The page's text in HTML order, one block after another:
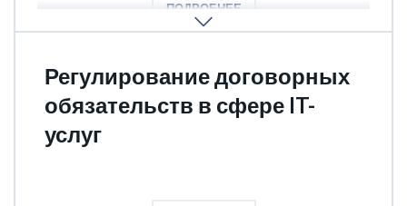
ПОДРОБНЕЕ
Регулирование договорных
обязательств в сфере IT-
услуг